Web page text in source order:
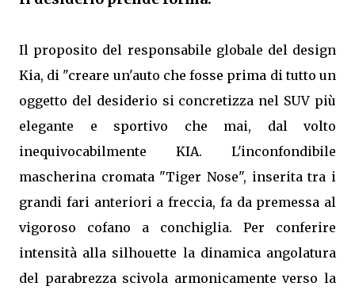
Il proposito del responsabile globale del design
Kia, di "creare un'auto che fosse prima di tutto un
oggetto del desiderio si concretizza nel SUV più
elegante e sportivo che mai, dal volto
inequivocabilmente KIA. L'inconfondibile
mascherina cromata "Tiger Nose", inserita tra i
grandi fari anteriori a freccia, fa da premessa al
vigoroso cofano a conchiglia. Per conferire
intensità alla silhouette la dinamica angolatura
del parabrezza scivola armonicamente verso la